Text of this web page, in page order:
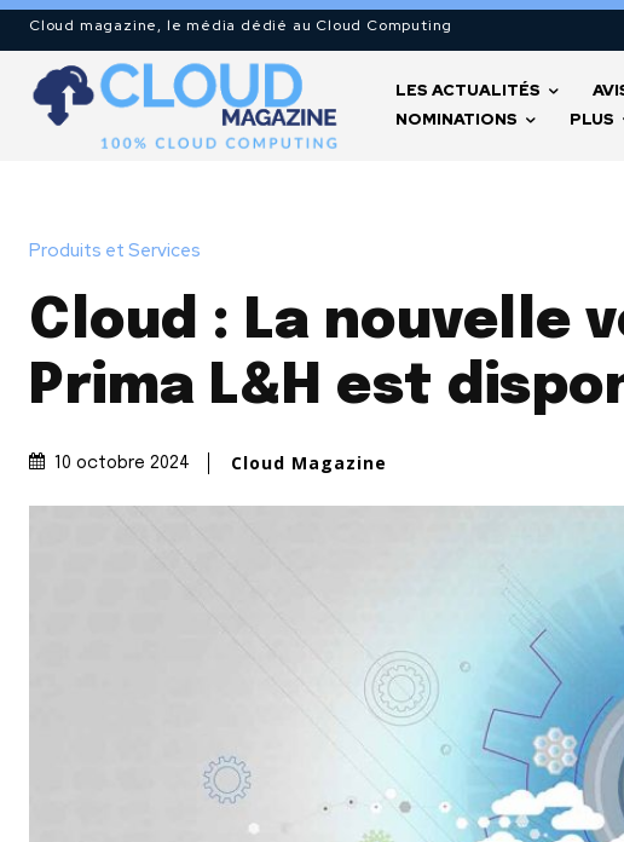
Cloud magazine, le média dédié au Cloud Computing
LES ACTUALITÉS
NOMINATIONS
PLUS
Produits et Services
Cloud : La nouvelle
Prima L&H est
10 octobre 2024 Cloud Magazine